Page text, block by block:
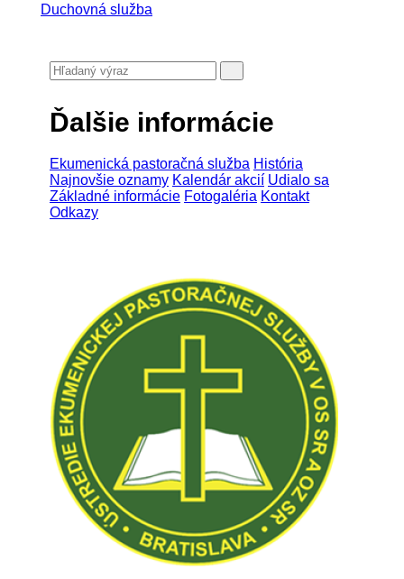
Duchovná služba
Ďalšie informácie
Ekumenická pastoračná služba História
Najnovšie oznamy Kalendár akcií Udialo sa
Základné informácie Fotogaléria Kontakt
Odkazy